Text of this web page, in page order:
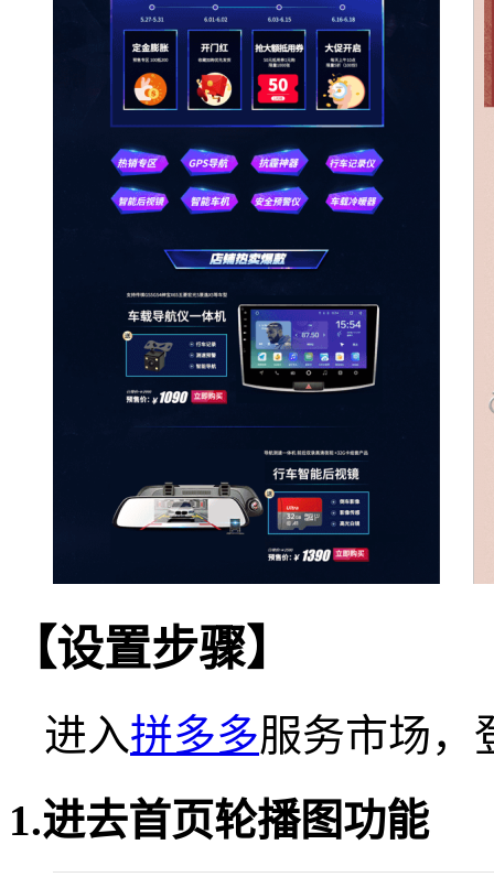
【设置步骤】
进入拼多多服务市场，
1.进去首页轮播图功能